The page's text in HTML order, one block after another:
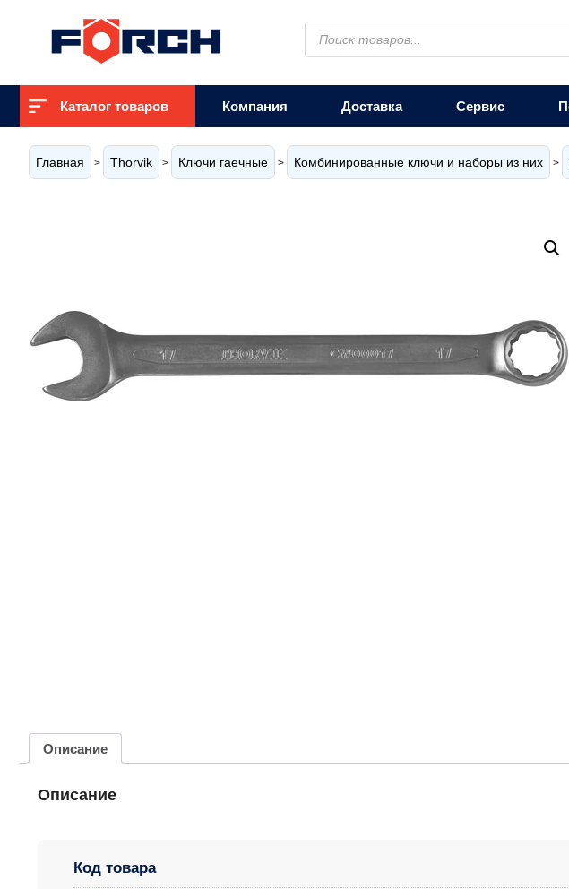
Поиск
товаров
Каталог товаров Компания Доставка Сервис
Главная > Thorvik > Ключи гаечные > Комбинированные ключи и наборы из них >
Описание
Описание
Код товара